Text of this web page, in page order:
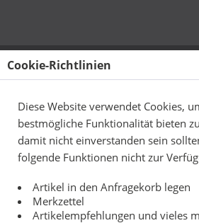
Cookie-Richtlinien
Diese Website verwendet Cookies,
bestmögliche Funktionalität bieten
damit nicht einverstanden sein
folgende Funktionen nicht zur
Artikel in den Anfragekorb legen
Merkzettel
Artikelempfehlungen und vieles